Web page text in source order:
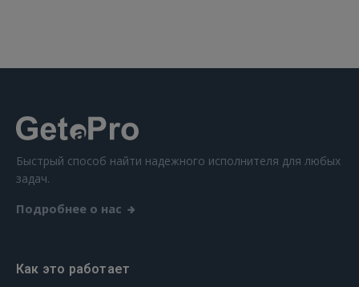
Быстрый способ найти надежного исполнителя для любых
задач.
Подробнее о нас
Как это работает